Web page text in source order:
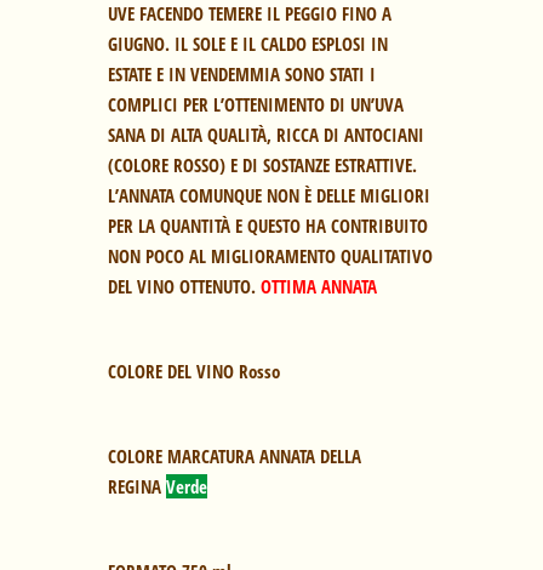
UVE FACENDO TEMERE IL PEGGIO FINO A
GIUGNO. IL SOLE E IL CALDO ESPLOSI IN
ESTATE E IN VENDEMMIA SONO STATI I
COMPLICI PER L’OTTENIMENTO DI UN’UVA
SANA DI ALTA QUALITÀ, RICCA DI ANTOCIANI
(COLORE ROSSO) E DI SOSTANZE ESTRATTIVE.
L’ANNATA COMUNQUE NON È DELLE MIGLIORI
PER LA QUANTITÀ E QUESTO HA CONTRIBUITO
NON POCO AL MIGLIORAMENTO QUALITATIVO
DEL VINO OTTENUTO. OTTIMA ANNATA
COLORE DEL VINO Rosso
COLORE MARCATURA ANNATA DELLA
REGINA Verde